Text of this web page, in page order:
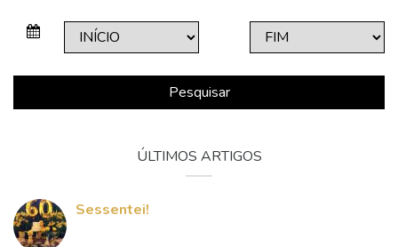
Pesquisar
ÚLTIMOS ARTIGOS
Sessentei!